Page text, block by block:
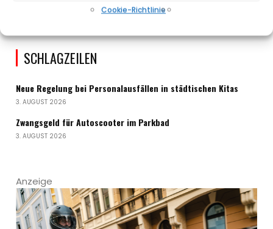
Cookie-Richtlinie
SCHLAGZEILEN
Neue Regelung bei Personalausfällen in städtischen Kitas
3. AUGUST 2026
Zwangsgeld für Autoscooter im Parkbad
3. AUGUST 2026
Anzeige